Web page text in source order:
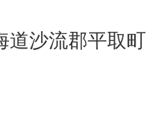
沙流郡平取